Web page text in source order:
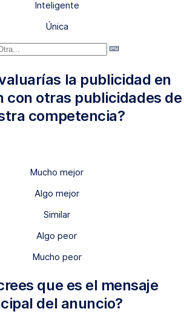
Inteligente
Única
la publicidad en
con otras publicidades de
competencia?
Mucho mejor
Algo mejor
Similar
Algo peor
Mucho peor
que es el mensaje
del anuncio?